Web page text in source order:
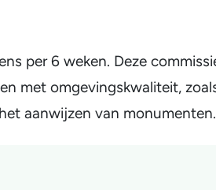
per 6 weken. Deze
met omgevingskwaliteit,
aanwijzen van monumenten.